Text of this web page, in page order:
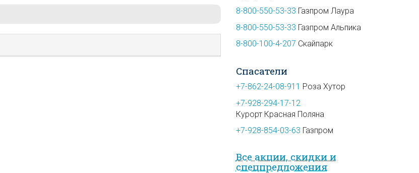
8-800-550-53-33 Газпром Лаура
8-800-550-53-33 Газпром Альпика
8-800-100-4-207 Скайпарк
Спасатели
+7-862-24-08-911 Роза Хутор
+7-928-294-17-12
Курорт Красная Поляна
+7-928-854-03-63 Газпром
Все акции, скидки и
спец­предложе­ния